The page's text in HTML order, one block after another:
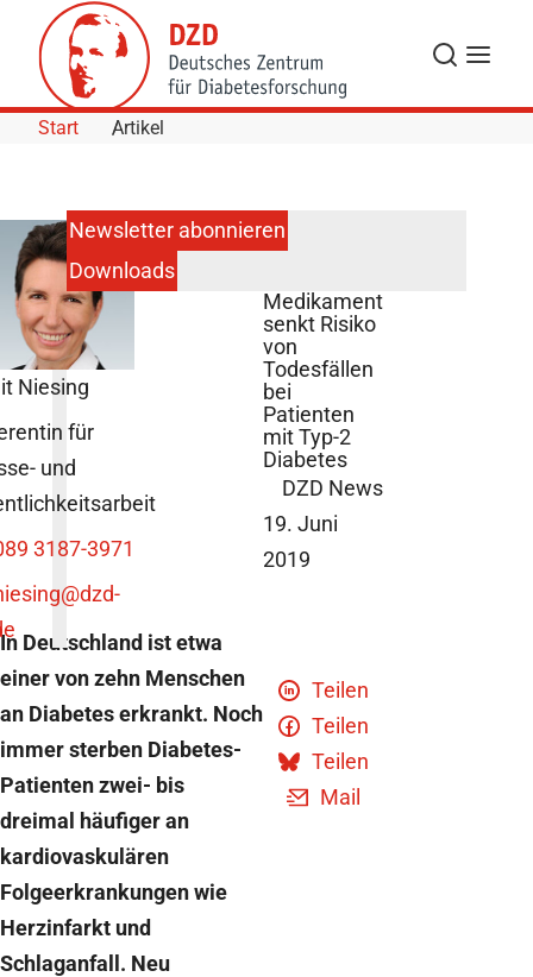
Skip to Content
Suche
Start Artikel
Medikament
senkt Risiko
von
Todesfällen
bei
Patienten
mit Typ-2
Diabetes
DZD News
19. Juni
2019
In Deutschland ist etwa
einer von zehn Menschen
an Diabetes erkrankt. Noch
immer sterben Diabetes-
Patienten zwei- bis
dreimal häufiger an
kardiovaskulären
Folgeerkrankungen wie
Herzinfarkt und
Schlaganfall. Neu
Teilen
Teilen
Teilen
Mail
Niesing
für
und
3187-3971
@dzd-
Newsletter abonnieren
Downloads